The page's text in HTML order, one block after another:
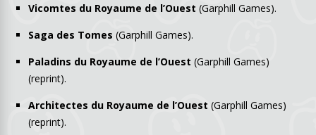
Vicomtes du Royaume de l’Ouest (Garphill Games).
Saga des Tomes (Garphill Games).
Paladins du Royaume de l’Ouest (Garphill Games)
(reprint).
Architectes du Royaume de l’Ouest (Garphill Games)
(reprint).